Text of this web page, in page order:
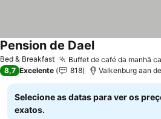
Bed & Breakfast Buffet de café da manhã
Pension de Dael
8,7 Excelente 818 Valkenburg aan
Selecione as datas para ver os
exatos.